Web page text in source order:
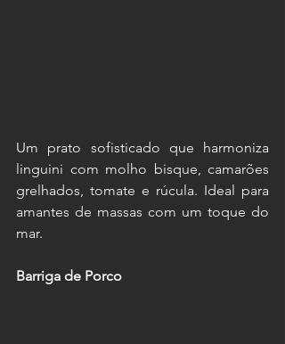
Um prato sofisticado que harmoniza
linguini com molho bisque, camarões
grelhados, tomate e rúcula. Ideal para
amantes de massas com um toque do
mar.
Barriga de Porco